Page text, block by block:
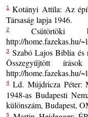
1Kotányi Attila: Az
Társaság lapja 1946.
2Csütörtöki
http://home.fazekas.hu/
3Szabó Lajos Biblia és
Összegyűjtött
http://home.fazekas.hu/
4Ld. Mújdricza Péter:
1948-as Budapesti
különszám, Budapest,
5